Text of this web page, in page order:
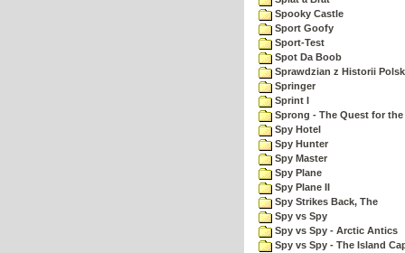
Spooky Castle
Sport Goofy
Sport-Test
Spot Da Boob
Sprawdzian z Historii
Springer
Sprint I
Sprong - The Quest for
Spy Hotel
Spy Hunter
Spy Master
Spy Plane
Spy Plane II
Spy Strikes Back, The
Spy vs Spy
Spy vs Spy - Arctic Antics
Spy vs Spy - The Island